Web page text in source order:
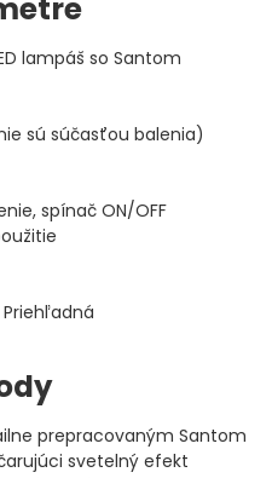
lampáš so Santom
sú súčasťou balenia)
spínač ON/OFF
Priehľadná
prepracovaným Santom
svetelný efekt